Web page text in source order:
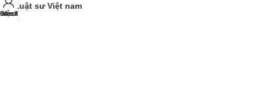
Luật sư Việt nam
Điện thoại
Messenger
Zalo